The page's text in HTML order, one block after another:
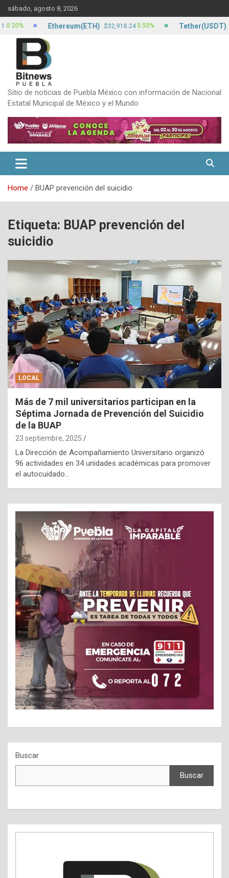
Skip
to
content
sábado, agosto 8, 2026
Sitio de noticias de Puebla México con información de Nacional
Estatal Municipal de México y el Mundo
Home BUAP prevención del suicidio
Etiqueta: BUAP prevención del
suicidio
LOCAL
Más de 7 mil universitarios participan en la
Séptima Jornada de Prevención del Suicidio
de la BUAP
23 septiembre, 2025
La Dirección de Acompañamiento Universitario organizó
96 actividades en 34 unidades académicas para promover
el autocuidado…
Buscar
Buscar
Ethereum(ETH) $32,918.24 0.50% Tether(USDT)